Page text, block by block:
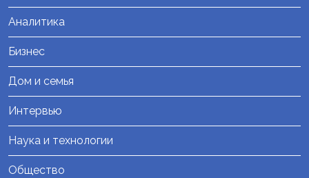
Аналитика
Бизнес
Дом и семья
Интервью
Наука и технологии
Общество